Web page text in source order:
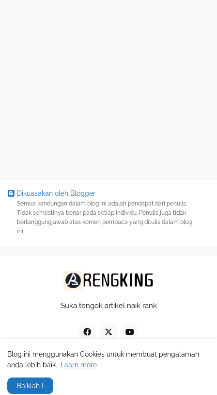
Dikuasakan oleh Blogger
Semua kandungan dalam blog ini adalah pendapat dari penulis.
Tidak semestinya benar pada setiap individu. Penulis juga tidak
bertanggungjawab atas komen pembaca yang ditulis dalam blog
ini.
Suka tengok artikel naik rank
Blog ini menggunakan Cookies untuk membuat pengalaman
anda lebih baik..
Learn more
Baiklah !